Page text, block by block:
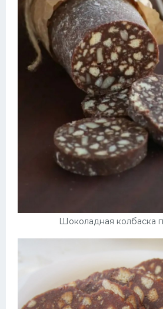
Шоколадная колбаска